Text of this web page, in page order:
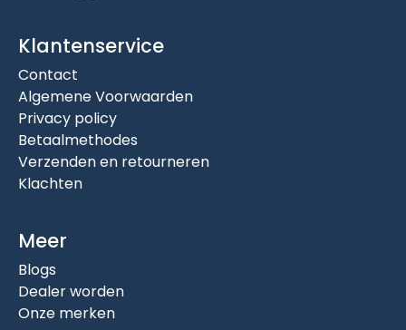
Klantenservice
Contact
Algemene Voorwaarden
Privacy policy
Betaalmethodes
Verzenden en retourneren
Klachten
Meer
Blogs
Dealer worden
Onze merken